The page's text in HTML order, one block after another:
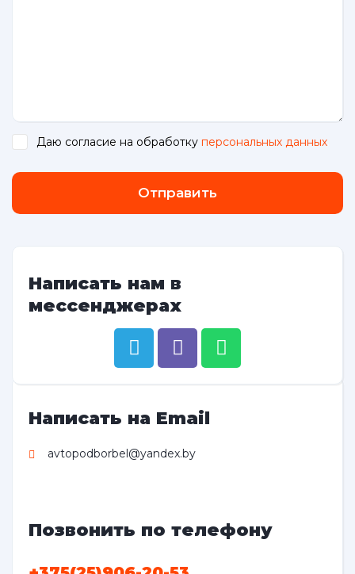
Даю согласие на обработку персональных данных
Отправить
Написать нам в
мессенджерах
Написать на Email
avtopodborbel@yandex.by
Позвонить по телефону